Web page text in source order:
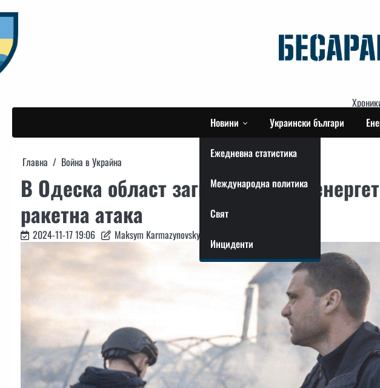
to
content
Новини
Ежедневна статистика
Международна политика
Свят
Инциденти
Украински българи
Главна Война в Украйна
В Одеска област загинаха двама
ракетна атака
2024-11-17 19:06 Maksym Karmazynovskyi